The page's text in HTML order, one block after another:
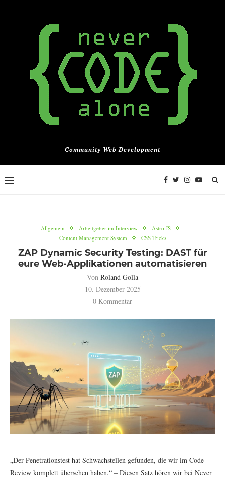
Community Web Development
Allgemein Arbeitgeber im Interview
Astro JS
Content Management System
CSS Tricks
ZAP Dynamic Security Testing: DAST für
eure Web-Applikationen automatisieren
Von Roland Golla
10. Dezember 2025
0 Kommentar
„Der Penetrationstest hat Schwachstellen gefunden, die wir im Code-
Review komplett übersehen haben.“ – Diesen Satz hören wir bei Never